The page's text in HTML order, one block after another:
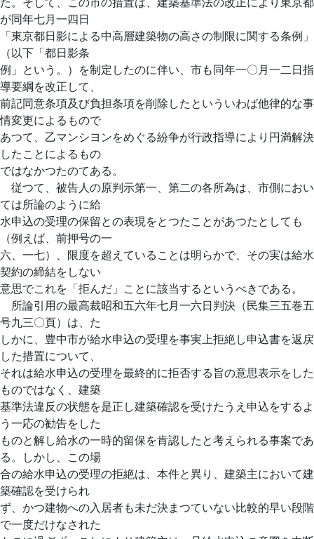
が同年七月一四日
「東京都日影による中高層建築物の高さの制限に関する条例」
（以下「都日影条
例」という。）を制定したのに伴い、市も同年一〇月一二日指
導要綱を改正して、
前記同意条項及び負担条項を削除したといういわば他律的な事
情変更によるもので
あつて、乙マンシヨンをめぐる紛争が行政指導により円満解決
したことによるもの
ではなかつたのてある。
従つて、被告人の原判示第一、第二の各所為は、市側におい
ては所論のように給
水申込の受理の保留との表現をとつたことがあつたとしても
（例えば、前押号の一
六、一七）、限度を超えていることは明らかで、その実は給水
契約の締結をしない
意思でこれを「拒んだ」ことに該当するというべきである。
所論引用の最高裁昭和五六年七月一六日判決（民集三五巻五
号九三〇頁）は、た
しかに、豊中市が給水申込の受理を事実上拒絶し申込書を返戻
した措置について、
それは給水申込の受理を最終的に拒否する旨の意思表示をした
ものではなく、建築
基準法違反の状態を是正し建築確認を受けたうえ申込をするよ
う一応の勧告をした
ものと解し給水の一時的留保を肯認したと考えられる事案であ
る。しかし、この場
合の給水申込の受理の拒絶は、本件と異り、建築主において建
築確認を受けられ
ず、かつ建物への入居者も未だ決まつていない比較的早い段階
で一度だけなされた